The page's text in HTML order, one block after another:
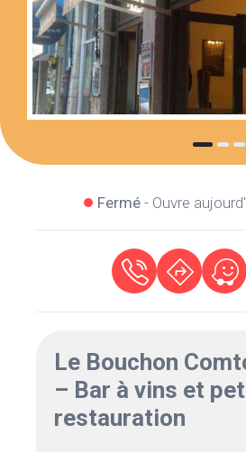
Fermé- Ouvre
Le Bouchon
– Bar à vins et
restauration